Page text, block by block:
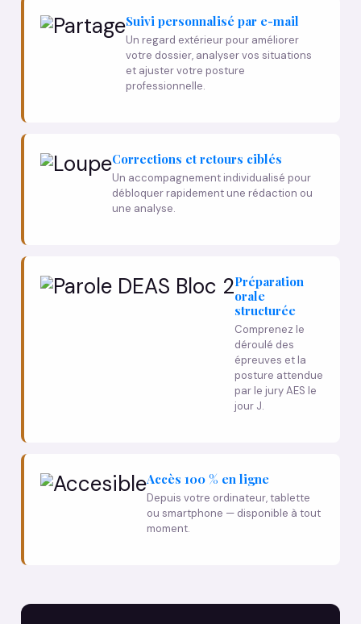
Suivi personnalisé par e-mail
Un regard extérieur pour améliorer
votre dossier, analyser vos situations
et ajuster votre posture
professionnelle.
Corrections et retours ciblés
Un accompagnement individualisé pour
débloquer rapidement une rédaction ou
une analyse.
Préparation
orale
structurée
Comprenez le
déroulé des
épreuves et la
posture attendue
par le jury AES le
jour J.
Accès 100 % en ligne
Depuis votre ordinateur, tablette
ou smartphone — disponible à tout
moment.